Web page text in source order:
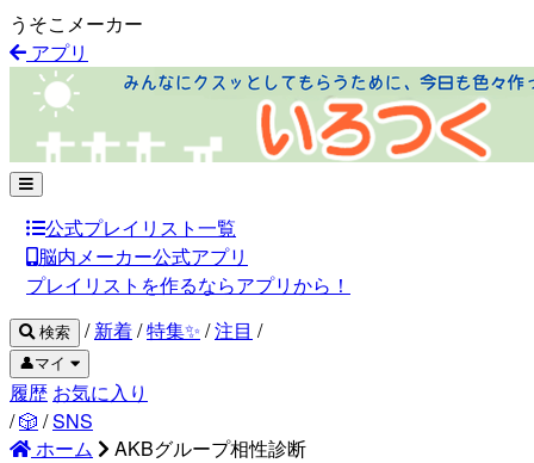
うそこメーカー
アプリ
公式プレイリスト一覧
脳内メーカー公式アプリ
プレイリストを作るならアプリから！
検索 / 新着/特集✨ /注目 /
👤マイ
履歴 お気に入り
/🎲 /SNS
ホーム
AKBグループ相性診断